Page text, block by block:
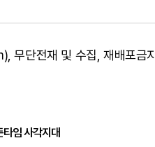
무단전재 및 수집, 재배포금지
임 사각지대